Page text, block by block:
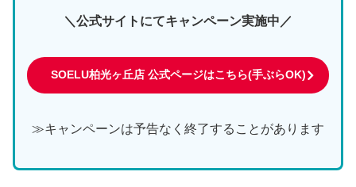
＼公式サイトにてキャンペーン実施中／
SOELU柏光ヶ丘店 公式ページはこちら(手ぶらOK)
≫キャンペーンは予告なく終了することがあります